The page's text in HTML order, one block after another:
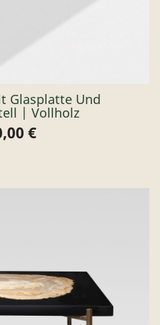
Glasplatte Und
| Vollholz
€